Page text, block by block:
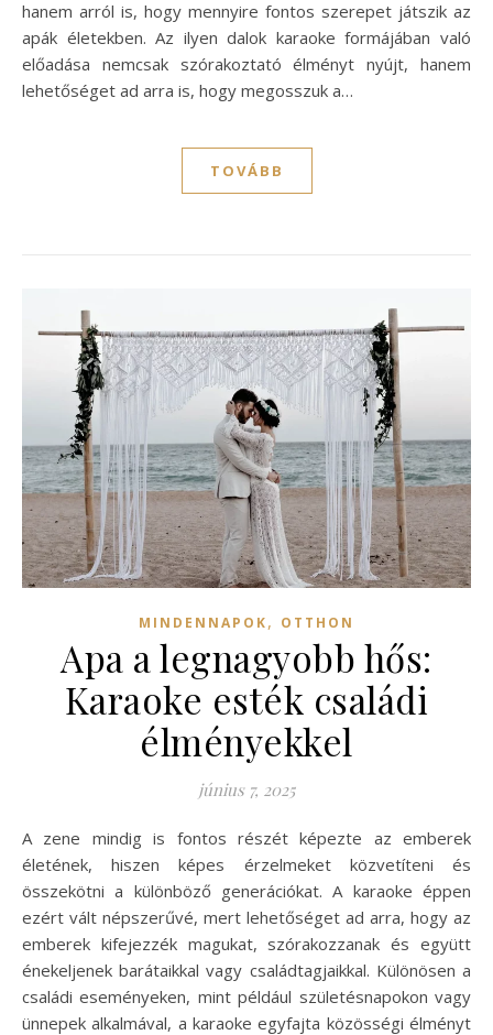
hanem arról is, hogy mennyire fontos szerepet játszik az
apák életekben. Az ilyen dalok karaoke formájában való
előadása nemcsak szórakoztató élményt nyújt, hanem
lehetőséget ad arra is, hogy megosszuk a…
TOVÁBB
MINDENNAPOK, OTTHON
Apa a legnagyobb hős:
Karaoke esték családi
élményekkel
június 7, 2025
A zene mindig is fontos részét képezte az emberek
életének, hiszen képes érzelmeket közvetíteni és
összekötni a különböző generációkat. A karaoke éppen
ezért vált népszerűvé, mert lehetőséget ad arra, hogy az
emberek kifejezzék magukat, szórakozzanak és együtt
énekeljenek barátaikkal vagy családtagjaikkal. Különösen a
családi eseményeken, mint például születésnapokon vagy
ünnepek alkalmával, a karaoke egyfajta közösségi élményt